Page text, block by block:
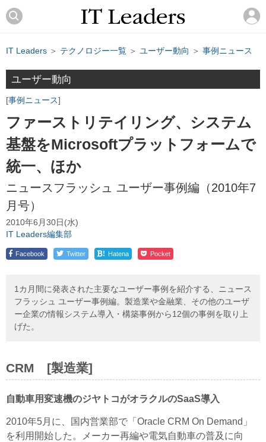
IT Leaders ＞ テクノロジー一覧 ＞ ユーザー動向 ＞ 事例ニュース
ユーザー動向
事例ニュース
ファーストリテイリング、システム
基盤をMicrosoftプラットフォームで
統一、ほか
ニュースフラッシュ ユーザー事例編（2010年7
月号）
2010年6月30日(水)
IT Leaders編集部
Facebook Twitter ! Hatena Pocket
1カ月間に発表された主要なユーザー事例を紹介する、ニュース
フラッシュ ユーザー事例編。製造業や金融業、その他のユーザ
ー企業の情報システム導入・構築事例から12個の事例を取り上
げた。
CRM [製造業]
自動車用変速機のジヤトコがオラクルのSaaS導入
2010年5月に、国内営業部で「Oracle CRM On Demand」
を利用開始した。メーカー再編や電気自動車の普及に向